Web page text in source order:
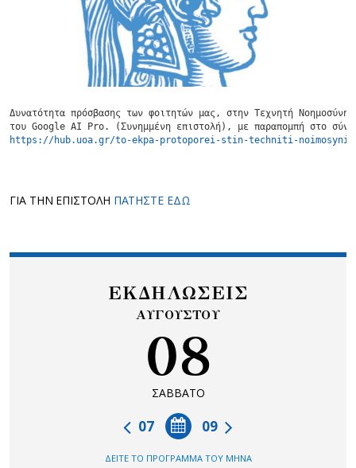
Δυνατότητα πρόσβασης των φοιτητών μας, στην Τεχνητή Νοημοσύνη
https://hub.uoa.gr/to-ekpa-protoporei-stin-techniti-noimosyni-
ΓΙΑ ΤΗΝ ΕΠΙΣΤΟΛΗ ΠΑΤΗΣΤΕ ΕΔΩ
ΕΚΔΗΛΩΣΕΙΣ
ΑΥΓΟΥΣΤΟΥ
08
ΣΑΒΒΑΤΟ
09
07
ΔΕΙΤΕ ΤΟ ΠΡΟΓΡΑΜΜΑ ΤΟΥ ΜΗΝΑ